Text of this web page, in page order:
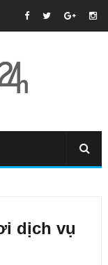
dịch vụ